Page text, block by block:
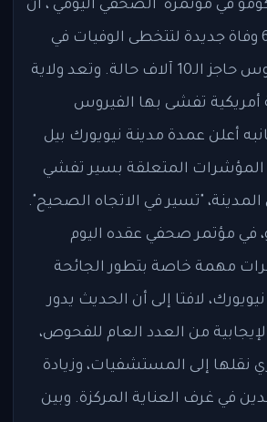
في مؤتمره الصحفي اليومي ، أن
الولاية سجلت 671 وفاة جديدة لتتخطى الوفيات في
الولاية جراء الفيروس حاجز الـ10 آلاف حالة. وتعد ولاية
أمريكية تفشى بها الفيروس
أعلن عمدة مدينة نيويورك بيل
المؤشرات المتعلقة بسير تفشي
"تسير في الاتجاه الصحيح".
في مؤتمر صحفي عقده اليوم
أن 3 مؤشرات مهمة خاصة بتطور الجائحة
لافتا إلى أن الحديث يدور
من العدد العام للفحوص،
نقلها إلى المستشفيات، وزيادة
في غرف العناية المركزة. وبين